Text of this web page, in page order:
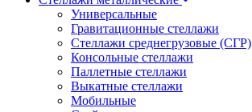
Универсальные
Гравитационные стеллажи
Стеллажи среднегрузовые (СГР)
Консольные стеллажи
Паллетные стеллажи
Выкатные стеллажи
Мобильные